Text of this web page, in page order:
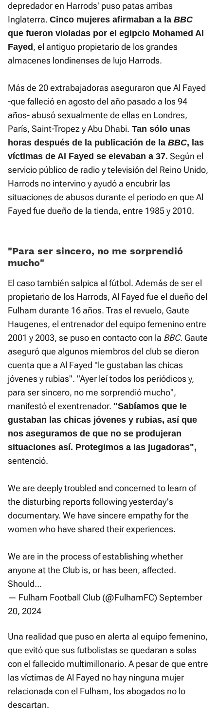
depredador en Harrods' puso patas arribas
Inglaterra. Cinco mujeres afirmaban a la BBC
que fueron violadas por el egipcio Mohamed Al
Fayed , el antiguo propietario de los grandes
almacenes londinenses de lujo Harrods.
Más de 20 extrabajadoras aseguraron que Al Fayed
-que falleció en agosto del año pasado a los 94
años- abusó sexualmente de ellas en Londres,
París, Saint-Tropez y Abu Dhabi. Tan sólo unas
horas después de la publicación de la BBC, las
víctimas de Al Fayed se elevaban a 37. Según el
servicio público de radio y televisión del Reino Unido,
Harrods no intervino y ayudó a encubrir las
situaciones de abusos durante el periodo en que Al
Fayed fue dueño de la tienda, entre 1985 y 2010.
«Para ser sincero, no me sorprendió
mucho»
El caso también salpica al fútbol. Además de ser el
propietario de los Harrods, Al Fayed fue el dueño del
Fulham durante 16 años. Tras el revuelo, Gaute
Haugenes, el entrenador del equipo femenino entre
2001 y 2003, se puso en contacto con la BBC. Gaute
aseguró que algunos miembros del club se dieron
cuenta que a Al Fayed "le gustaban las chicas
jóvenes y rubias". "Ayer leí todos los periódicos y,
para ser sincero, no me sorprendió mucho",
manifestó el exentrenador. "Sabíamos que le
gustaban las chicas jóvenes y rubias, así que
nos aseguramos de que no se produjeran
situaciones así. Protegimos a las jugadoras",
sentenció.
We are deeply troubled and concerned to learn of
the disturbing reports following yesterday's
documentary. We have sincere empathy for the
women who have shared their experiences.
We are in the process of establishing whether
anyone at the Club is, or has been, affected.
Should…
— Fulham Football Club (@FulhamFC) September
20, 2024
Una realidad que puso en alerta al equipo femenino,
que evitó que sus futbolistas se quedaran a solas
con el fallecido multimillonario. A pesar de que entre
las víctimas de Al Fayed no hay ninguna mujer
relacionada con el Fulham, los abogados no lo
descartan.